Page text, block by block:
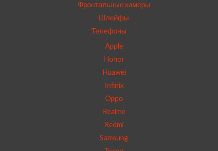
Фронтальные камеры
Шлейфы
Телефоны
Apple
Honor
Huawei
Infinix
Oppo
Realme
Redmi
Samsung